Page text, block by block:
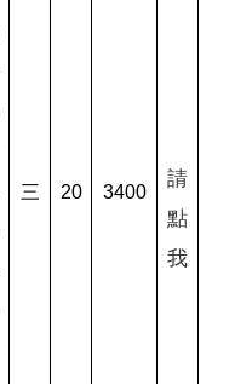
三 20 3400
請
點
我